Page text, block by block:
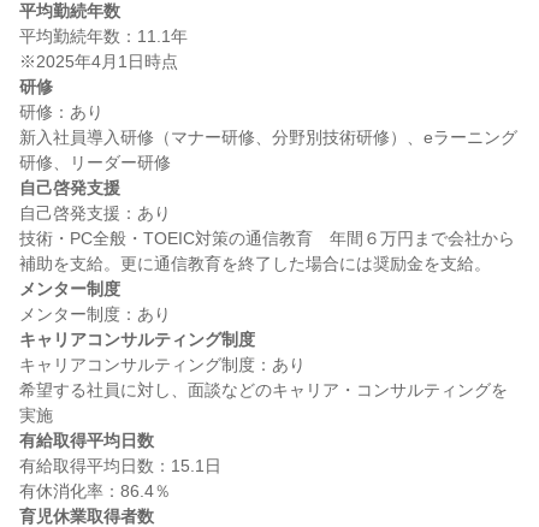
平均勤続年数
平均勤続年数：11.1年
研修
研修：あり
新入社員導入研修（マナー研修、分野別技術研修）、eラーニング
自己啓発支援
自己啓発支援：あり
技術・PC全般・TOEIC対策の通信教育　年間６万円まで会社から
メンター制度
キャリアコンサルティング制度
キャリアコンサルティング制度：あり
希望する社員に対し、面談などのキャリア・コンサルティングを
有給取得平均日数
有給取得平均日数：15.1日
育児休業取得者数